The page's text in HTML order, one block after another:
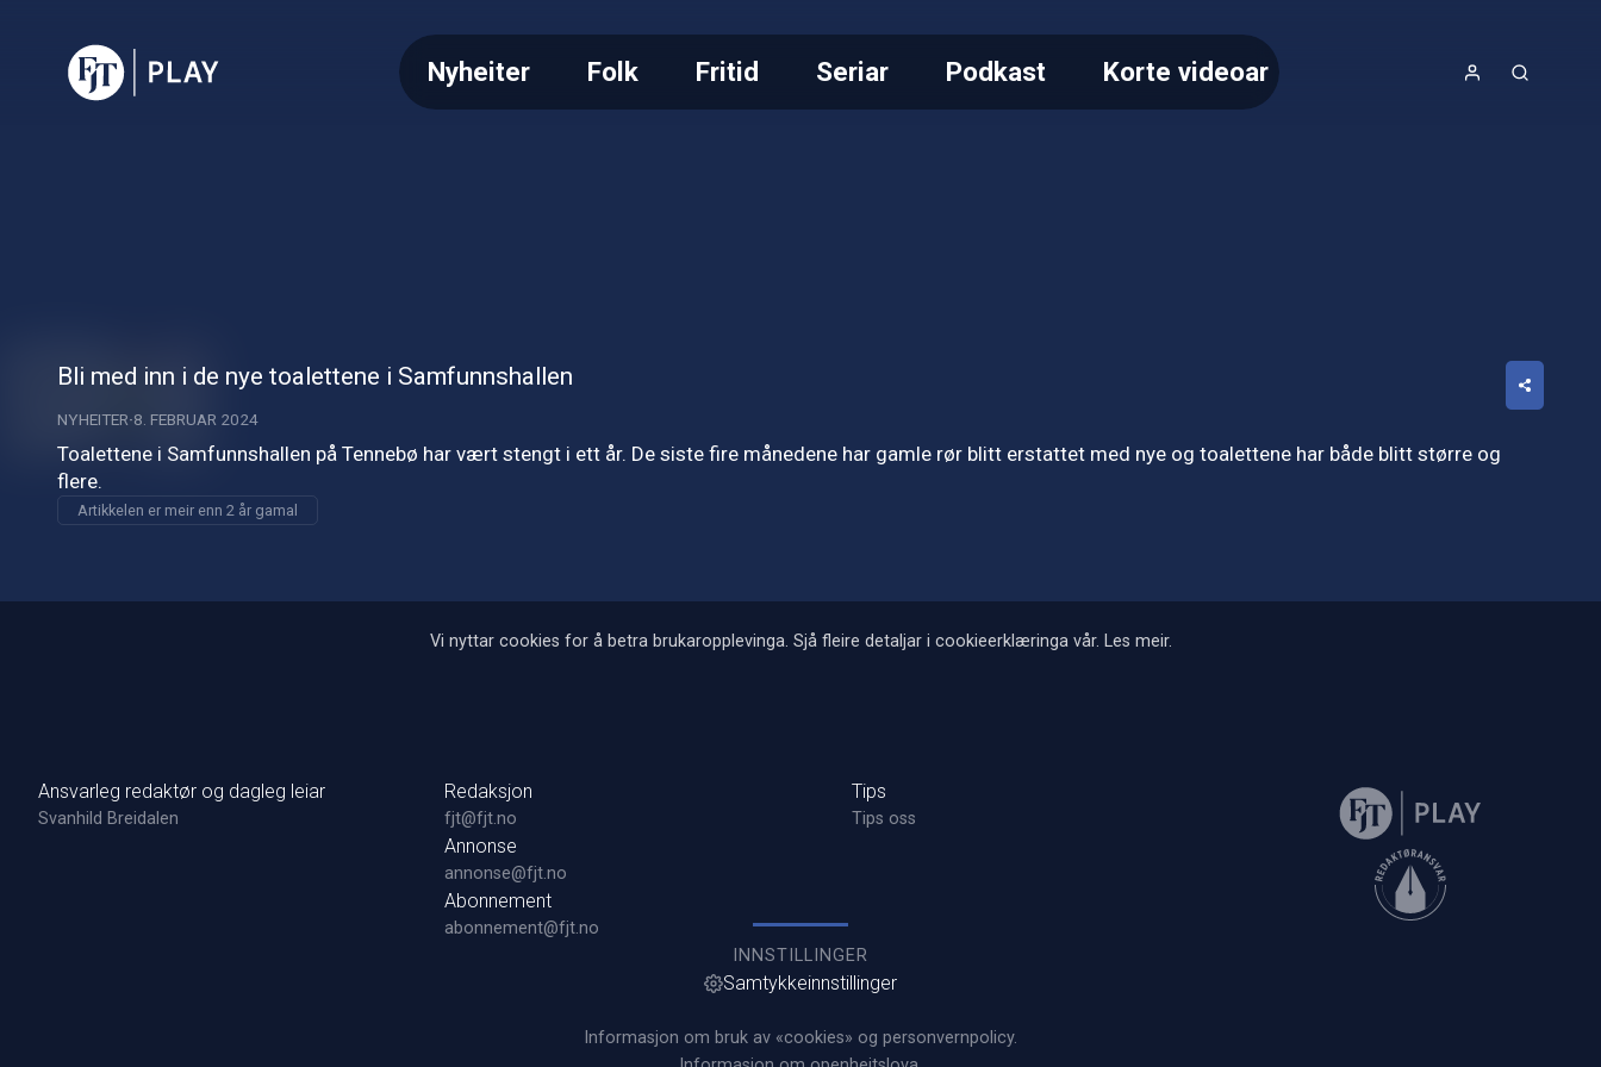
Nyheiter Folk Fritid Seriar Podkast Korte videoar
Bli med inn i de nye toalettene i Samfunnshallen
NYHEITER 8. FEBRUAR 2024
Toalettene i Samfunnshallen på Tennebø har vært stengt i ett år. De siste fire månedene har gamle rør blitt erstattet med nye og toalettene har både blitt større og
flere.
Artikkelen er meir enn 2 år gamal
Vi nyttar cookies for å betra brukaropplevinga. Sjå fleire detaljar i cookieerklæringa vår. Les meir.
Ansvarleg redaktør og dagleg leiar
Svanhild Breidalen
Redaksjon
fjt@fjt.no
Annonse
annonse@fjt.no
Abonnement
abonnement@fjt.no
Tips
Tips oss
INNSTILLINGER
Samtykkeinnstillinger
Informasjon om bruk av «cookies» og personvernpolicy.